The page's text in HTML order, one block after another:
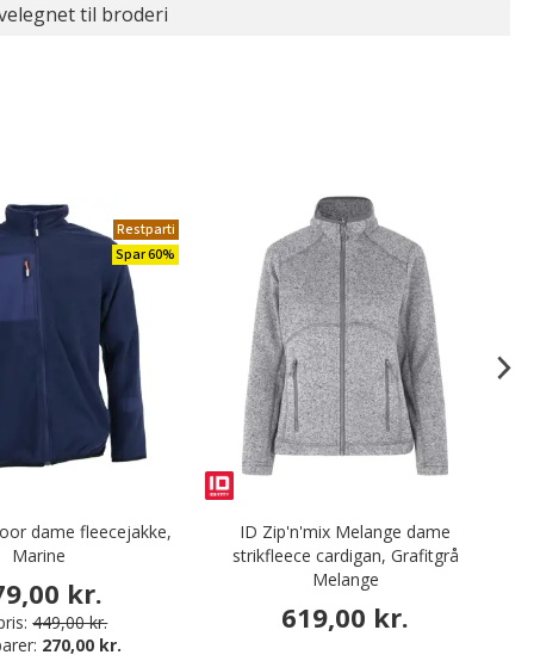
til broderi
Restparti
Spar 60%
dame fleecejakke,
Marine
kr.
449,00 kr.
270,00 kr.
ID Zip'n'mix Melange dame
strikfleece cardigan, Grafitgrå
Melange
619,00 kr.